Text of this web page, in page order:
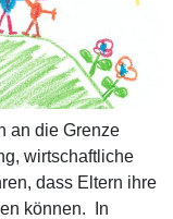
an die Grenze
wirtschaftliche
dass Eltern ihre
können. In